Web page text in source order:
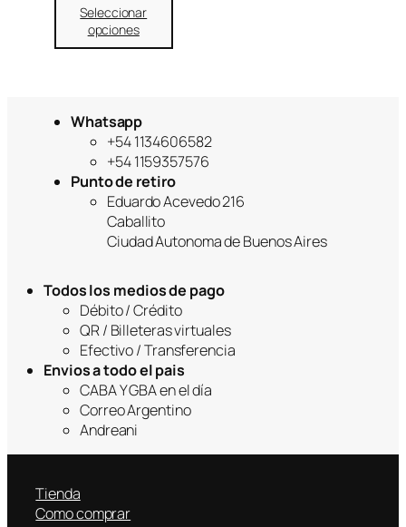
Seleccionar
opciones
Whatsapp
+54 1134606582
+54 1159357576
Punto de retiro
Eduardo Acevedo 216
Caballito
Ciudad Autonoma de Buenos Aires
Todos los medios de pago
Débito / Crédito
QR / Billeteras virtuales
Efectivo / Transferencia
Envios a todo el pais
CABA Y GBA en el día
Correo Argentino
Andreani
Tienda
Como comprar